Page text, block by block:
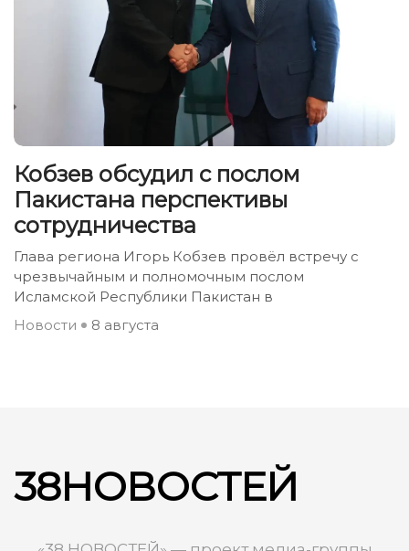
Кобзев обсудил с послом
Пакистана перспективы
сотрудничества
Глава региона Игорь Кобзев провёл встречу с
чрезвычайным и полномочным послом
Исламской Республики Пакистан в
Новости
8 августа
38НОВОСТЕЙ